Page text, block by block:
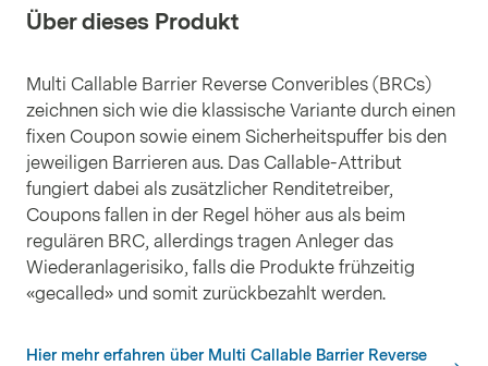
Über dieses Produkt
Multi Callable Barrier Reverse Converibles (BRCs)
zeichnen sich wie die klassische Variante durch einen
fixen Coupon sowie einem Sicherheitspuffer bis den
jeweiligen Barrieren aus. Das Callable-Attribut
fungiert dabei als zusätzlicher Renditetreiber,
Coupons fallen in der Regel höher aus als beim
regulären BRC, allerdings tragen Anleger das
Wiederanlagerisiko, falls die Produkte frühzeitig
«gecalled» und somit zurückbezahlt werden.
Hier mehr erfahren über Multi Callable Barrier Reverse